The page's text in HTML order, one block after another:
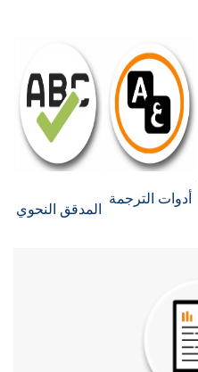
الإعلام
تواصل معنا
المدقق النحوي
أدوات الترجمة